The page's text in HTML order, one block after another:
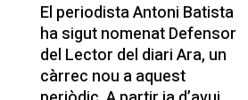
El periodista Antoni Batista
ha sigut nomenat Defensor
del Lector del diari Ara, un
càrrec nou a aquest